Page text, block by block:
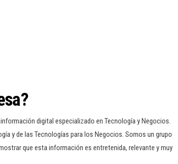
digital especializado en Tecnología y Negocios.
y de las Tecnologías para los Negocios. Somos un grupo
que esta información es entretenida, relevante y muy